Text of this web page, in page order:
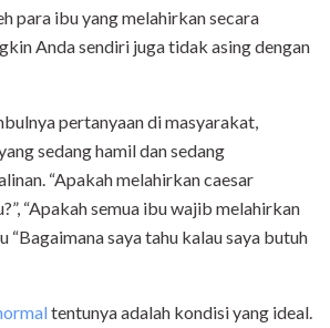
para ibu yang melahirkan secara
Anda sendiri juga tidak asing dengan
pertanyaan di masyarakat,
sedang hamil dan sedang
“Apakah melahirkan caesar
“Apakah semua ibu wajib melahirkan
“Bagaimana saya tahu kalau saya butuh
tentunya adalah kondisi yang ideal.